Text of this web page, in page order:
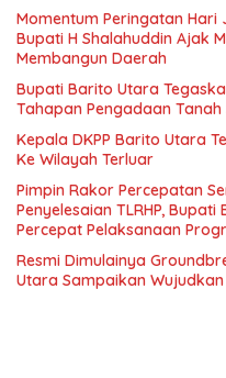
Momentum Peringatan
Bupati H Shalahuddin Ajak
Membangun Daerah
Bupati Barito Utara
Tahapan Pengadaan
Kepala DKPP Barito Utara
Ke Wilayah Terluar
Pimpin Rakor Percepatan
Penyelesaian TLRHP,
Percepat Pelaksanaan
Resmi Dimulainya
Utara Sampaikan